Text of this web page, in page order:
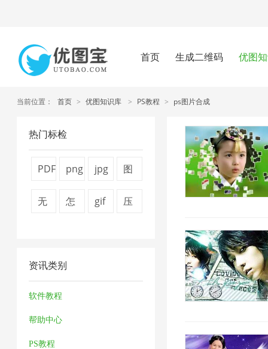
首页 生成二维码 优图
当前位置： 首页 > 优图知识库 > PS教程 > ps图片合成
热门标检
PDF
1
png
具
1
jpg
1
图
2
无
缩
1
怎
缩
gif
压
资讯类别
软件教程
帮助中心
PS教程